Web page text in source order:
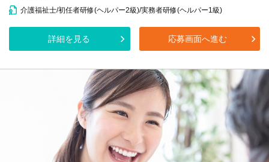
介護福祉士/初任者研修(ヘルパー2級)/実務者研修(ヘルパー1級)
詳細を見る 応募画面へ進む